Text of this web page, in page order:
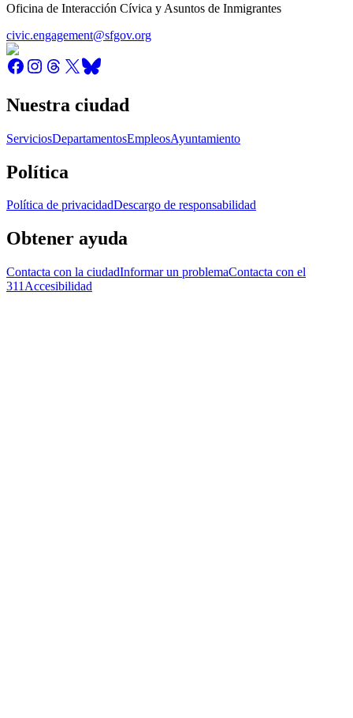
Oficina de Interacción Cívica y Asuntos de Inmigrantes
civic.engagement@sfgov.org
Nuestra ciudad
ServiciosDepartamentosEmpleosAyuntamiento
Política
Política de privacidadDescargo de responsabilidad
Obtener ayuda
Contacta con la ciudadInformar un problemaContacta con el
311 Accesibilidad